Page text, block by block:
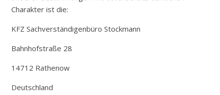
Charakter ist die:
KFZ Sachverständigenbüro Stockmann
Bahnhofstraße 28
14712 Rathenow
Deutschland